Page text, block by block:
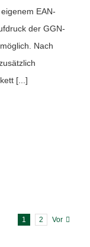
EAN-
der GGN-
Nach
[...]
1 2 Vor